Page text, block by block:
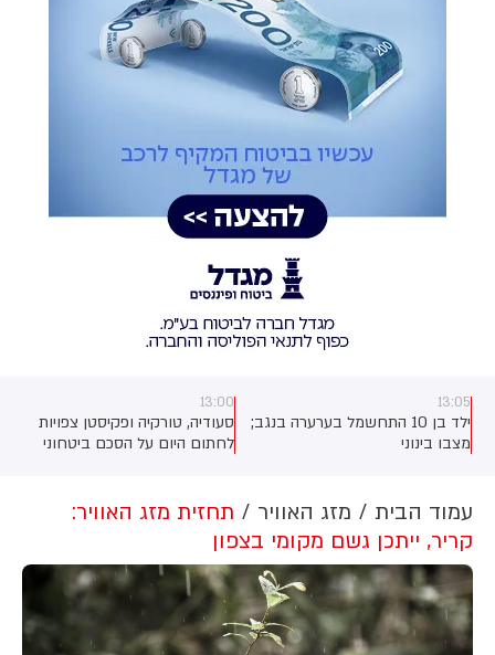
13:05
ילד בן 10 התחשמל בערערה בנגב;
מצבו בינוני
13:00
סעודיה, טורקיה ופקיסטן צפויות
לחתום היום על הסכם ביטחוני
ובפקיסטן. לפי גורם ביטחוני טורקי,
במהלך פגישה בין יורש העצר
מוחמד בן סלמאן, נשיא טורקיה,
רג'פ טאיפ ארדואן וראש ממשלת
פקיסטן, שהבז שריף.
עמוד הבית מזג האוויר
תחזית מזג האוויר:
קריר, ייתכן גשם מקומי בצפון